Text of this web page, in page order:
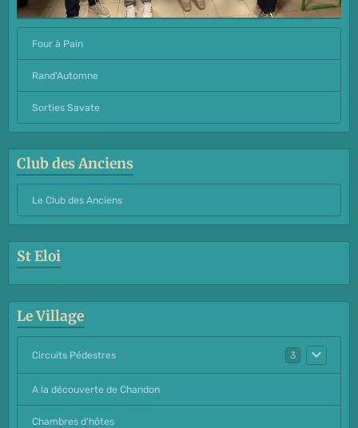
Four à Pain
Rand'Automne
Sorties Savate
Club des Anciens
Le Club des Anciens
St Eloi
Le Village
Circuits Pédestres 3
A la découverte de Chandon
Chambres d'hôtes